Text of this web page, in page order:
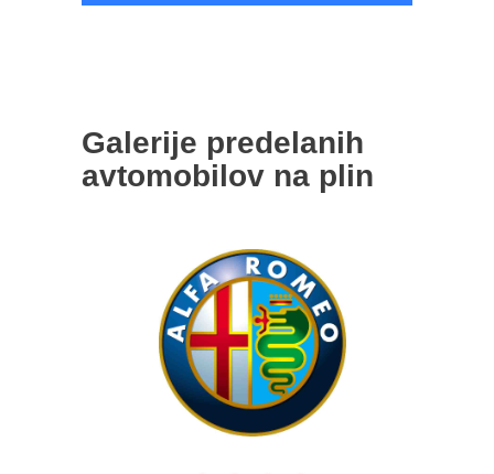
Galerije predelanih
avtomobilov na plin